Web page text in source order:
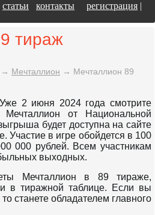
статьи контакты регистрация |
тираж
→ Мечталлион → Мечталлион 89
Уже 2 июня 2024 года смотрите
Мечталлион от Национальной
будет доступна на сайте
Участие в игре обойдется в 100
000 рублей. Всем участникам
выходных.
Мечталлион в 89 тираже,
в тиражной таблице. Если вы
станете обладателем главного